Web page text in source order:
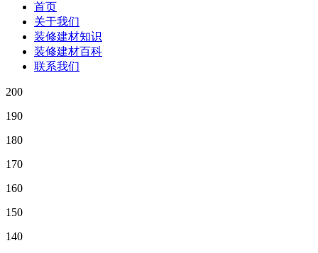
首页
关于我们
装修建材知识
装修建材百科
联系我们
200
190
180
170
160
150
140